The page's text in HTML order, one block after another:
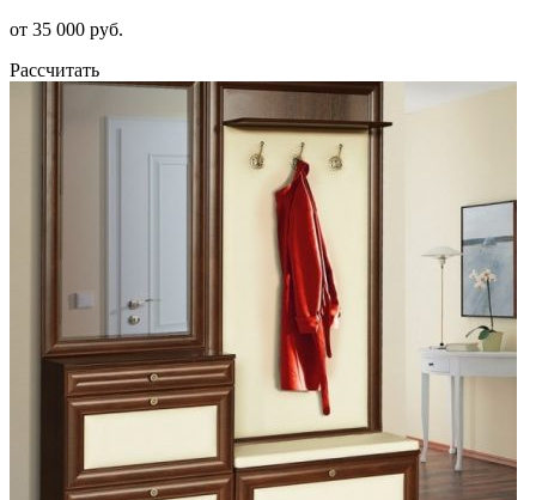
от 35 000 руб.
Рассчитать